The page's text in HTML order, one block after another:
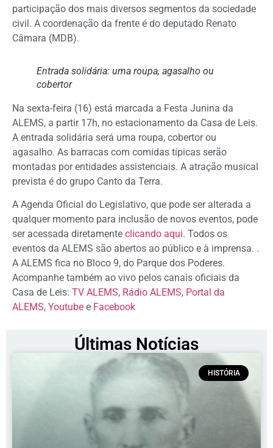
participação dos mais diversos segmentos da sociedade
civil. A coordenação da frente é do deputado Renato
Câmara (MDB).
Entrada solidária: uma roupa, agasalho ou
cobertor
Na sexta-feira (16) está marcada a Festa Junina da
ALEMS, a partir 17h, no estacionamento da Casa de Leis.
A entrada solidária será uma roupa, cobertor ou
agasalho. As barracas com comidas típicas serão
montadas por entidades assistenciais. A atração musical
prevista é do grupo Canto da Terra.
A Agenda Oficial do Legislativo, que pode ser alterada a
qualquer momento para inclusão de novos eventos, pode
ser acessada diretamente clicando aqui. Todos os
eventos da ALEMS são abertos ao público e à imprensa. .
A ALEMS fica no Bloco 9, do Parque dos Poderes.
Acompanhe também ao vivo pelos canais oficiais da
Casa de Leis: TV ALEMS, Rádio ALEMS, Portal da
ALEMS, Youtube e Facebook
Últimas Notícias
HISTÓRIA